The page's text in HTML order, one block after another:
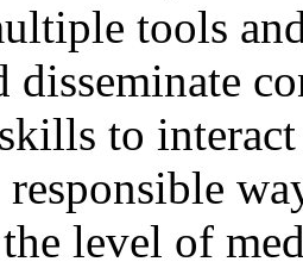
tools
disseminate
to
level of